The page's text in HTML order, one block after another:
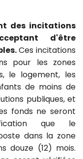
des incitations
d'être
Ces incitations
pour les zones
le logement, les
de moins de
publiques, et
fonds ne seront
que le
dans la zone
douze (12) mois.